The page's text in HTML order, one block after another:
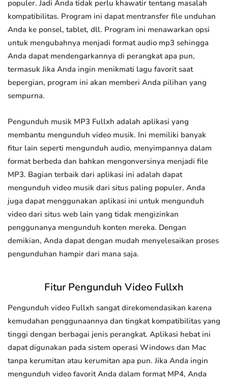
populer. Jadi Anda tidak perlu khawatir tentang masalah
kompatibilitas. Program ini dapat mentransfer file unduhan
Anda ke ponsel, tablet, dll. Program ini menawarkan opsi
untuk mengubahnya menjadi format audio mp3 sehingga
Anda dapat mendengarkannya di perangkat apa pun,
termasuk Jika Anda ingin menikmati lagu favorit saat
bepergian, program ini akan memberi Anda pilihan yang
sempurna.
Pengunduh musik MP3 Fullxh adalah aplikasi yang
membantu mengunduh video musik. Ini memiliki banyak
fitur lain seperti mengunduh audio, menyimpannya dalam
format berbeda dan bahkan mengonversinya menjadi file
MP3. Bagian terbaik dari aplikasi ini adalah dapat
mengunduh video musik dari situs paling populer. Anda
juga dapat menggunakan aplikasi ini untuk mengunduh
video dari situs web lain yang tidak mengizinkan
penggunanya mengunduh konten mereka. Dengan
demikian, Anda dapat dengan mudah menyelesaikan proses
pengunduhan hampir dari mana saja.
Fitur Pengunduh Video Fullxh
Pengunduh video Fullxh sangat direkomendasikan karena
kemudahan penggunaannya dan tingkat kompatibilitas yang
tinggi dengan berbagai jenis perangkat. Aplikasi hebat ini
dapat digunakan pada sistem operasi Windows dan Mac
tanpa kerumitan atau kerumitan apa pun. Jika Anda ingin
mengunduh video favorit Anda dalam format MP4, Anda